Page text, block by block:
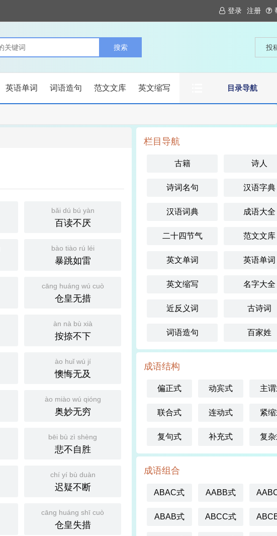
登录 注册
投
目录导航
英语单词 词语造句 范文文库 英文缩写
bǎi dú bú yàn
百读不厌
bào tiào rú léi
暴跳如雷
cāng huáng wú cuò
仓皇无措
àn nà bù xià
按捺不下
ào huǐ wú jí
懊悔无及
ào miào wú qióng
奥妙无穷
bēi bù zì shèng
悲不自胜
chí yí bù duàn
迟疑不断
cāng huáng shī cuò
仓皇失措
栏目导航
古籍 诗人
诗词名句 汉语字典
汉语词典 成语大全
二十四节气 范文文库
英文单词 英语单词
英文缩写 名字大全
近反义词 古诗词
词语造句 百家姓
成语结构
偏正式 动宾式 主
联合式 连动式 紧
复句式 补充式 复
成语组合
ABAC式 AABB式
ABAB式 ABCC式